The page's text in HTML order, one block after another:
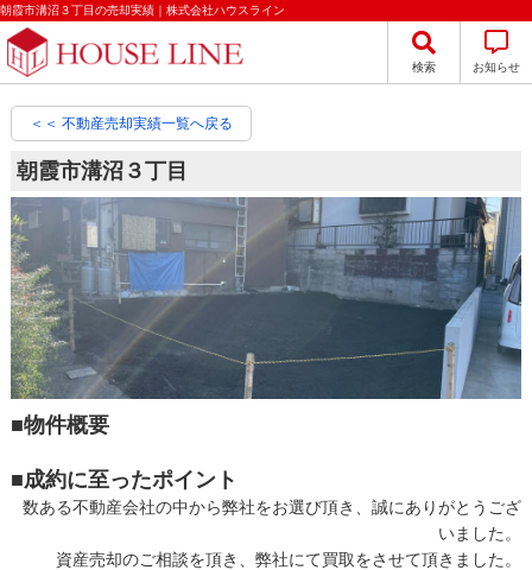
朝霞市溝沼３丁目の売却実績｜株式会社ハウスライン
検索 お知らせ
＜＜ 不動産売却実績一覧へ戻る
朝霞市溝沼３丁目
■物件概要
■成約に至ったポイント
数ある不動産会社の中から弊社をお選び頂き、誠にありがとうござ
いました。
資産売却のご相談を頂き、弊社にて買取をさせて頂きました。